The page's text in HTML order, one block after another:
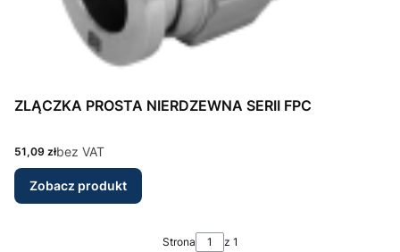
ZLĄCZKA PROSTA NIERDZEWNA SERII FPC
Cena
51,09 złbez VAT
Zobacz produkt
Strona z 1